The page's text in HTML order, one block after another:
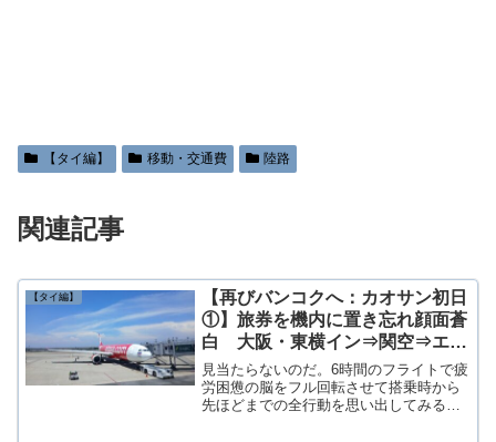
【タイ編】 移動・交通費 陸路
関連記事
【タイ編】
【再びバンコクへ：カオサン初日
①】旅券を機内に置き忘れ顔面蒼
白 大阪・東横イン⇒関空⇒エア
アジア：機内は寒い⇒カオサンへ
見当たらないのだ。6時間のフライトで疲
労困憊の脳をフル回転させて搭乗時から
先ほどまでの全行動を思い出してみる